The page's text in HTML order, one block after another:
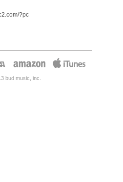
?pc
bud music, inc.